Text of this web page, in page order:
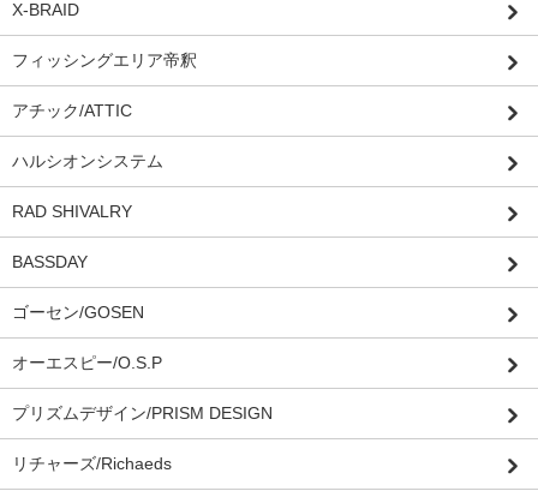
X-BRAID
フィッシングエリア帝釈
アチック/ATTIC
ハルシオンシステム
RAD SHIVALRY
BASSDAY
ゴーセン/GOSEN
オーエスピー/O.S.P
プリズムデザイン/PRISM DESIGN
リチャーズ/Richaeds